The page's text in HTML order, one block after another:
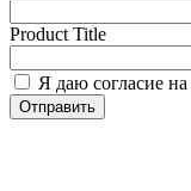
Product Title
Я даю согласие на
Отправить